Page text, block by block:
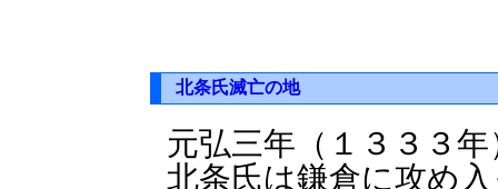
北条氏滅亡の地
元弘三年（１３３３
北条氏は鎌倉に攻め